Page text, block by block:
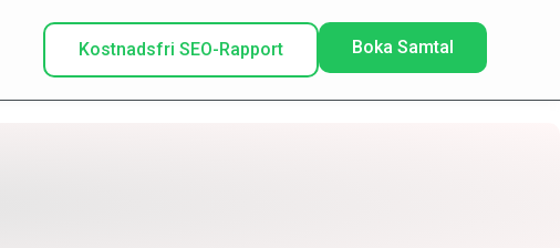
Kostnadsfri SEO-Rapport Boka Samtal